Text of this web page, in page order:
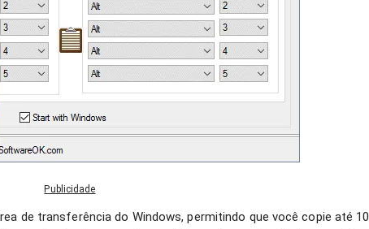
Publicidade
de transferência do Windows, permitindo que você copie até 10